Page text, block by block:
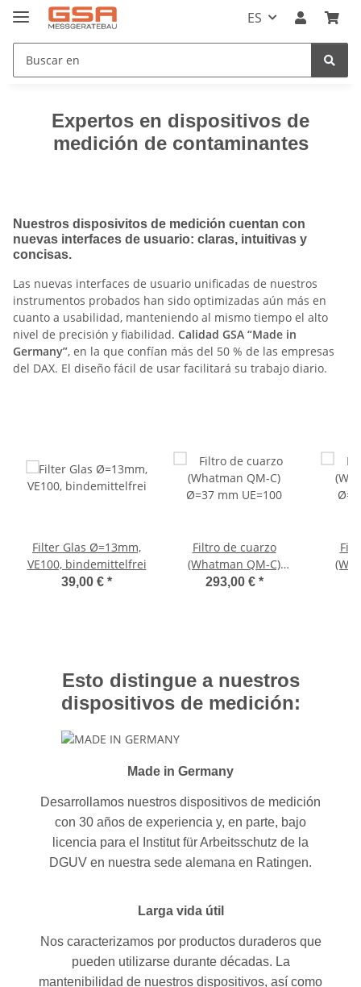
ES
Expertos en dispositivos de
medición de contaminantes
Nuestros disposivitos de medición cuentan con
nuevas interfaces de usuario: claras, intuitivas y
concisas.
Las nuevas interfaces de usuario unificadas de nuestros
instrumentos probados han sido optimizadas aún más en
cuanto a usabilidad, manteniendo al mismo tiempo el alto
nivel de precisión y fiabilidad. Calidad GSA “Made in
Germany”, en la que confían más del 50 % de las empresas
del DAX. El diseño fácil de usar facilitará su trabajo diario.
Filter Glas Ø=13mm,
VE100, bindemittelfrei
39,00 € *
Filtro de cuarzo
(Whatman QM-C)
Ø=37 mm UE=100
293,00 € *
Esto distingue a nuestros
dispositivos de medición:
Made in Germany
Desarrollamos nuestros dispositivos de medición
con 30 años de experiencia y, en parte, bajo
licencia para el Institut für Arbeitsschutz de la
DGUV en nuestra sede alemana en Ratingen.
Larga vida útil
Nos caracterizamos por productos duraderos que
pueden utilizarse durante décadas. La
mantenibilidad de nuestros dispositivos, así como